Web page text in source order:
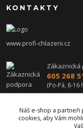
KONTAKTY
www.profi-chlazeni.cz
Zákaznická
605 268
(Po-Pá, 8-16
Náš e-shop a partneři
cookies, aby Vám